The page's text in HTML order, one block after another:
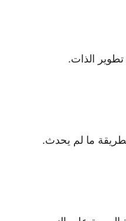
ما لم يحدث.